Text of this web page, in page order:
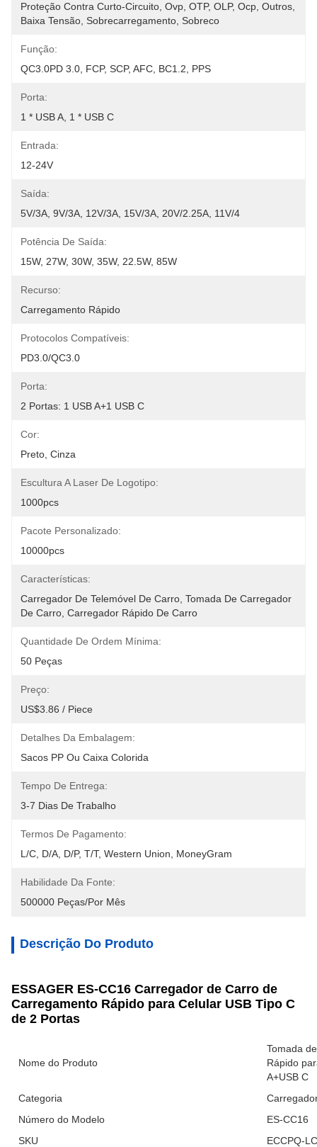
Proteção Contra Curto-Circuito, Ovp, OTP, OLP, Ocp, Outros,
Baixa Tensão, Sobrecarregamento, Sobreco
Função:
QC3.0PD 3.0, FCP, SCP, AFC, BC1.2, PPS
Porta:
1 * USB A, 1 * USB C
Entrada:
12-24V
Saída:
5V/3A, 9V/3A, 12V/3A, 15V/3A, 20V/2.25A, 11V/4
Potência De Saída:
15W, 27W, 30W, 35W, 22.5W, 85W
Recurso:
Carregamento Rápido
Protocolos Compatíveis:
PD3.0/QC3.0
Porta:
2 Portas: 1 USB A+1 USB C
Cor:
Preto, Cinza
Escultura A Laser De Logotipo:
1000pcs
Pacote Personalizado:
10000pcs
Características:
Carregador De Telemóvel De Carro, Tomada De Carregador
De Carro, Carregador Rápido De Carro
Quantidade De Ordem Mínima:
50 Peças
Preço:
US$3.86 / Piece
Detalhes Da Embalagem:
Sacos PP Ou Caixa Colorida
Tempo De Entrega:
3-7 Dias De Trabalho
Termos De Pagamento:
L/C, D/A, D/P, T/T, Western Union, MoneyGram
Habilidade Da Fonte:
500000 Peças/por Mês
Descrição Do Produto
ESSAGER ES-CC16 Carregador de Carro de
Carregamento Rápido para Celular USB Tipo C
de 2 Portas
Nome do Produto
Tomada
Rápido
A+USB C
Categoria
Número do Modelo
ES-CC16
SKU
ECCPQ-